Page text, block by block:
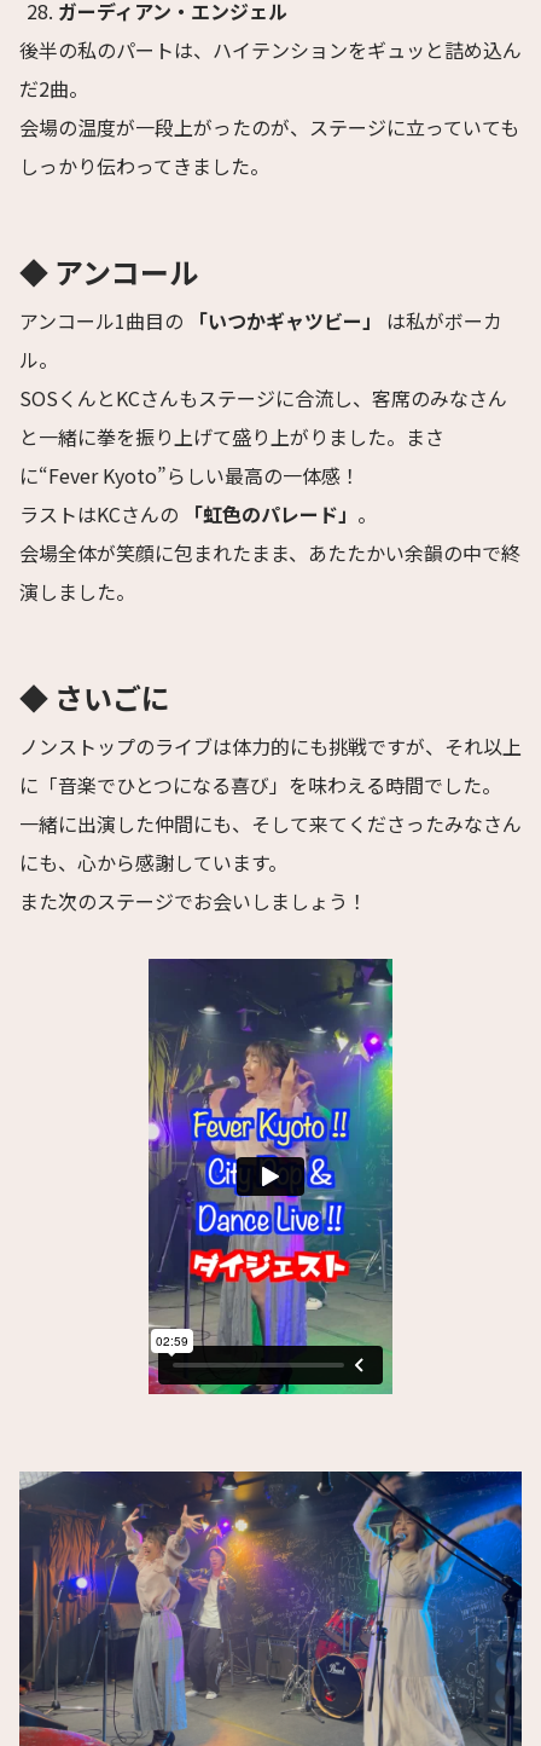
ガーディアン・エンジェル
後半の私のパートは、ハイテンションをギュッと詰め込ん
だ2曲。
会場の温度が一段上がったのが、ステージに立っていても
しっかり伝わってきました。
◆ アンコール
アンコール1曲目の 「いつかギャツビー」
は私がボーカ
ル。
SOSくんとKCさんもステージに合流し、客席のみなさん
と一緒に拳を振り上げて盛り上がりました。まさ
に“Fever Kyoto”らしい最高の一体感！
ラストはKCさんの
「虹色のパレード」 。
会場全体が笑顔に包まれたまま、あたたかい余韻の中で終
演しました。
◆ さいごに
ノンストップのライブは体力的にも挑戦ですが、それ以上
に「音楽でひとつになる喜び」を味わえる時間でした。
一緒に出演した仲間にも、そして来てくださったみなさん
にも、心から感謝しています。
また次のステージでお会いしましょう！